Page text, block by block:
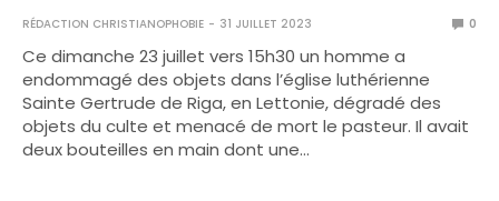
RÉDACTION CHRISTIANOPHOBIE 31 JUILLET 2023 0
Ce dimanche 23 juillet vers 15h30 un homme a
endommagé des objets dans l’église luthérienne
Sainte Gertrude de Riga, en Lettonie, dégradé des
objets du culte et menacé de mort le pasteur. Il avait
deux bouteilles en main dont une…